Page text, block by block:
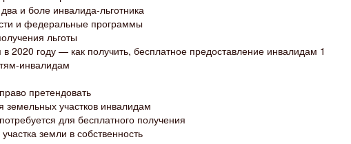
и боле инвалида-льготника
и федеральные программы
льготы
2020 году — как получить, бесплатное предоставление инвалидам 1
инвалидам
претендовать
земельных участков инвалидам
для бесплатного получения
земли в собственность